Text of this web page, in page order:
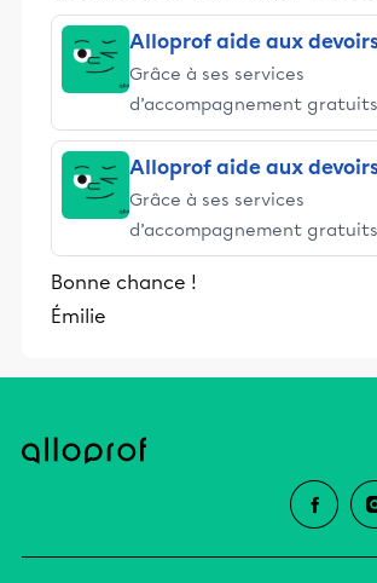
Alloprof aide aux
Grâce à ses services
d’accompagnement
stimulants, Alloprof engage
et leurs parents dans la
éducative.
Alloprof aide aux
Grâce à ses services
d’accompagnement
stimulants, Alloprof engage
et leurs parents dans la
Bonne chance !
Émilie